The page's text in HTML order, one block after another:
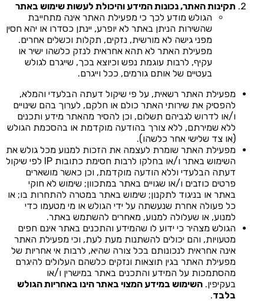
תקינות האתר, נכונות המידע והיכולת לעשות שימוש באתר
הגולש מודע לכך כי מפעילת האתר אינה מתחייבת
שהשירות הניתן באתר לא יופרע, יינתן כסדרו או יהא חסין
מפני גישה לא מורשית, נזקים, תקלות וכשלים אחרים.
מפעילת האתר לא תהא אחראית לנזק כלשהו ישיר או
עקיף, לרבות עוגמת נפש וכיוצא בכך, שייגרם לגולש
בעטיים של אותם גורמים, ככל וייגרם.
מפעילת האתר רשאית, על פי שיקול דעתה הבלעדי והמלא,
להפסיק את שירותי האתר כולם או חלקם, לערוך בהם שינויים
ו/או לדרוש לגביהם תשלום, וכן להסיר מהאתר מידע ותכנים
ללא שמירתם, ללא צורך בהודעה מוקדמת או בהסכמת הגולש
(או צד שלישי אחר כלשהו).
מפעילת האתר שומרת לעצמה את הזכות למנוע מכל גולש את
השימוש באתר ו/או בחלקו לרבות חסימת כתובות IP לפי שיקול
דעתה הבלעדי וללא הודעה מוקדמת, וכן כאשר מושארים
פרטים כוזבים ו/או שגויים באתר במתכוון; שימוש לא חוקי
באתר או בניגוד לתקנון; שימוש באתר במטרה להתחרות בו; או
כל פעולה אחרת שנעשתה על ידי הגולש או מי מטעמו כדי
למנוע, או שעלולה למנוע, מאחרים להשתמש באתר.
הגולש מצהיר כי ידוע לו שהמידע והתכנים באתר אינם חפים
מטעויות, והם יכולים להשתנות מעת לעת, וכי מפעילת האתר
אינה אחראית לנכונותם בכל צורה שהיא, לרבות אי אחריות של
מפעילת האתר בגין תוצאות ונזקים כלשהם העלולים להיגרם
מהסתמכות על המידע והתכנים באתר במישרין ו/או
בעקיפין. השימוש במידע המצוי באתר הינו באחריות הגולש
בלבד.